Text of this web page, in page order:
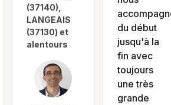
(37140),
LANGEAIS
(37130) et
alentours
du début
jusqu'à la
fin avec
toujours
une très
grande